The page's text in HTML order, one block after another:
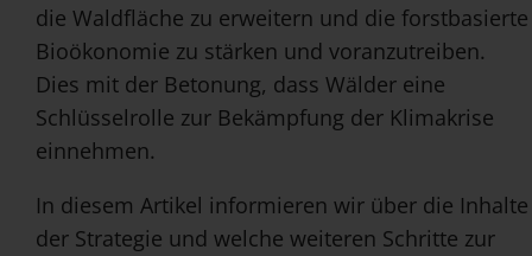
die Waldfläche zu erweitern und die forstbasierte
Bioökonomie zu stärken und voranzutreiben.
Dies mit der Betonung, dass Wälder eine
Schlüsselrolle zur Bekämpfung der Klimakrise
einnehmen.
In diesem Artikel informieren wir über die Inhalte
der Strategie und welche weiteren Schritte zur